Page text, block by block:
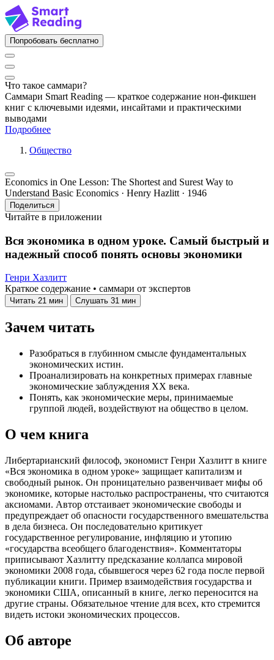
Попробовать бесплатно
Что такое саммари?
Саммари Smart Reading — краткое содержание нон-фикшен
книг с ключевыми идеями, инсайтами и практическими
выводами
Подробнее
Общество
Economics in One Lesson: The Shortest and Surest Way to
Understand Basic Economics · Henry Hazlitt · 1946
Поделиться
Читайте в приложении
Вся экономика в одном уроке. Самый быстрый и
надежный способ понять основы экономики
Генри Хазлитт
Краткое содержание • саммари от экспертов
Читать 21 мин Слушать 31 мин
Зачем читать
Разобраться в глубинном смысле фундаментальных
экономических истин.
Проанализировать на конкретных примерах главные
экономические заблуждения ХХ века.
Понять, как экономические меры, принимаемые
группой людей, воздействуют на общество в целом.
О чем книга
Либертарианский философ, экономист Генри Хазлитт в книге
«Вся экономика в одном уроке» защищает капитализм и
свободный рынок. Он проницательно развенчивает мифы об
экономике, которые настолько распространены, что считаются
аксиомами. Автор отстаивает экономические свободы и
предупреждает об опасности государственного вмешательства
в дела бизнеса. Он последовательно критикует
государственное регулирование, инфляцию и утопию
«государства всеобщего благоденствия». Комментаторы
приписывают Хазлитту предсказание коллапса мировой
экономики 2008 года, сбывшегося через 62 года после первой
публикации книги. Пример взаимодействия государства и
экономики США, описанный в книге, легко переносится на
другие страны. Обязательное чтение для всех, кто стремится
видеть истоки экономических процессов.
Об авторе